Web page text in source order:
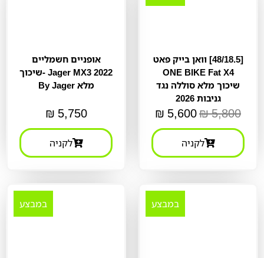
[48/18.5] וואן בייק פאט
ONE BIKE Fat X4
שיכוך מלא סוללה נגד
גניבות 2026
5,800
₪
5,600
₪
לקניה
אופניים חשמליים
Jager MX3 2022 -שיכוך
מלא By Jager
5,750
₪
לקניה
במבצע במבצע